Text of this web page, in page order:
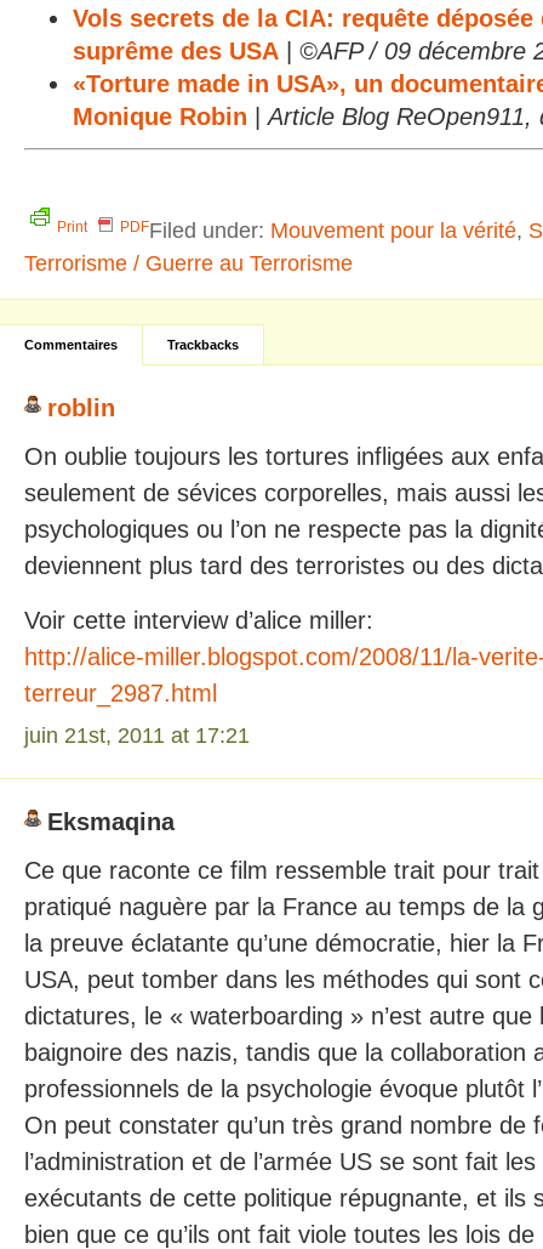
Vols secrets de la CIA: requête déposée
suprême des USA
©AFP / 09 décembre
«Torture made in USA», un
Monique Robin |Article Blog ReOpen911,
Print PDFFiled under: Mouvement pour la vérité,
Terrorisme / Guerre au Terrorisme
Commentaires Trackbacks
roblin
On oublie toujours les tortures infligées aux
seulement de sévices corporelles, mais aussi
psychologiques ou l’on ne respecte pas la
deviennent plus tard des terroristes ou des
Voir cette interview d’alice miller:
http://alice-miller.blogspot.com/2008/11/la-
terreur_2987.html
juin 21st, 2011 at 17:21
Eksmaqina
Ce que raconte ce film ressemble trait pour
pratiqué naguère par la France au temps de la
la preuve éclatante qu’une démocratie, hier la
USA, peut tomber dans les méthodes qui sont
dictatures, le « waterboarding » n’est autre que
baignoire des nazis, tandis que la collaboration
professionnels de la psychologie évoque plutôt
On peut constater qu’un très grand nombre de
l’administration et de l’armée US se sont fait
exécutants de cette politique répugnante, et ils
bien que ce qu’ils ont fait viole toutes les lois